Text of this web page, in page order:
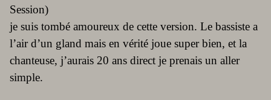
Session)
je suis tombé amoureux de cette version. Le bassiste a
l’air d’un gland mais en vérité joue super bien, et la
chanteuse, j’aurais 20 ans direct je prenais un aller
simple.